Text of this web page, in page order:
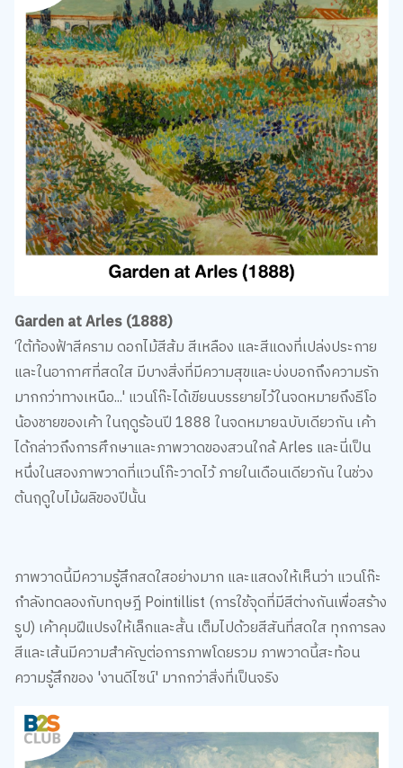
‘ใต้ท้องฟ้าสีคราม ดอกไม้สีส้ม สีเหลือง และสีแดงที่เปล่งประกาย
และในอากาศที่สดใส มีบางสิ่งที่มีความสุขและบ่งบอกถึงความรัก
มากกว่าทางเหนือ...' แวนโก๊ะได้เขียนบรรยายไว้ในจดหมายถึงธีโอ
น้องชายของเค้า ในฤดูร้อนปี 1888 ในจดหมายฉบับเดียวกัน เค้า
ได้กล่าวถึงการศึกษาและภาพวาดของสวนใกล้ Arles และนี่เป็น
หนึ่งในสองภาพวาดที่แวนโก๊ะวาดไว้ ภายในเดือนเดียวกัน ในช่วง
ต้นฤดูใบไม้ผลิของปีนั้น
กำลังทดลองกับทฤษฎี Pointillist (การใช้จุดที่มีสีต่างกันเพื่อสร้าง
รูป) เค้าคุมฝีแปรงให้เล็กและสั้น เต็มไปด้วยสีสันที่สดใส ทุกการลง
สีและเส้นมีความสำคัญต่อการภาพโดยรวม ภาพวาดนี้สะท้อน
ความรู้สึกของ 'งานดีไซน์' มากกว่าสิ่งที่เป็นจริง